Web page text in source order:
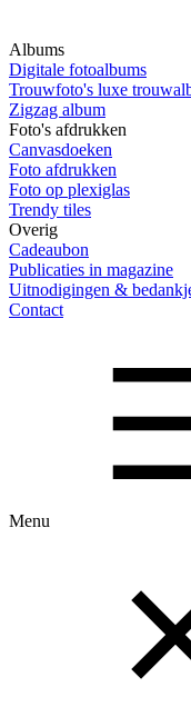
Albums
Digitale fotoalbums
Trouwfoto's luxe
Zigzag album
Foto's afdrukken
Canvasdoeken
Foto afdrukken
Foto op plexiglas
Trendy tiles
Overig
Cadeaubon
Publicaties in magazine
Uitnodigingen &
Contact
Menu